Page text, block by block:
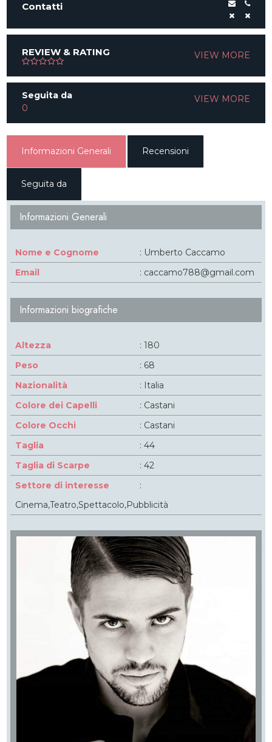
Contatti
REVIEW & RATING VIEW MORE
Seguita da
0
VIEW MORE
Informazioni Generali Recensioni
Seguita da
Informazioni Generali
Nome e Cognome
: Umberto Caccamo
Email
: caccamo788@gmail.com
Informazioni biografiche
Altezza
: 180
Peso
: 68
Nazionalità
: Italia
Colore dei Capelli
: Castani
Colore Occhi
: Castani
Taglia
: 44
Taglia di Scarpe
: 42
Settore di interesse
:
Cinema,Teatro,Spettacolo,Pubblicità